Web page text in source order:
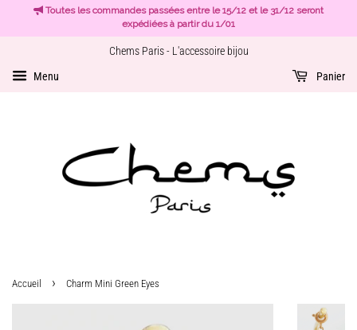
Toutes les commandes passées entre le 15/12 et le 31/12 seront
expédiées à partir du 1/01
Chems Paris - L'accessoire bijou
Menu Panier
Accueil › Charm Mini Green Eyes